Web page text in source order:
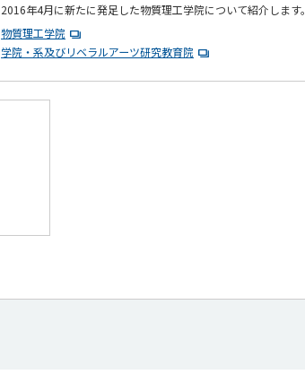
2016年4月に新たに発足した物質理工学院について紹介します。
物質理工学院
学院・系及びリベラルアーツ研究教育院